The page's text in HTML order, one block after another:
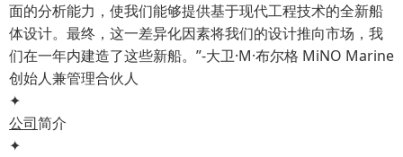
面的分析能力，使我们能够提供基于现代工程技术的全新船
体设计。最终，这一差异化因素将我们的设计推向市场，我
们在一年内建造了这些新船。”-大卫·M·布尔格 MiNO Marine
创始人兼管理合伙人
✦
公司简介
✦